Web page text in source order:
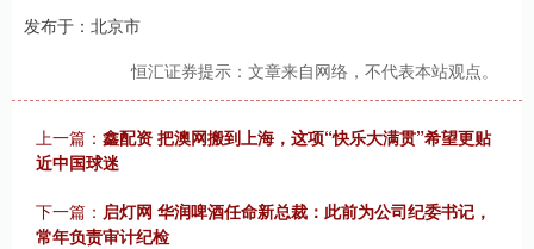
发布于：北京市
恒汇证券提示：文章来自网络，不代表本站观点。
上一篇： 鑫配资 把澳网搬到上海，这项“快乐大满贯”希望更贴
近中国球迷
下一篇： 启灯网 华润啤酒任命新总裁：此前为公司纪委书记，
常年负责审计纪检